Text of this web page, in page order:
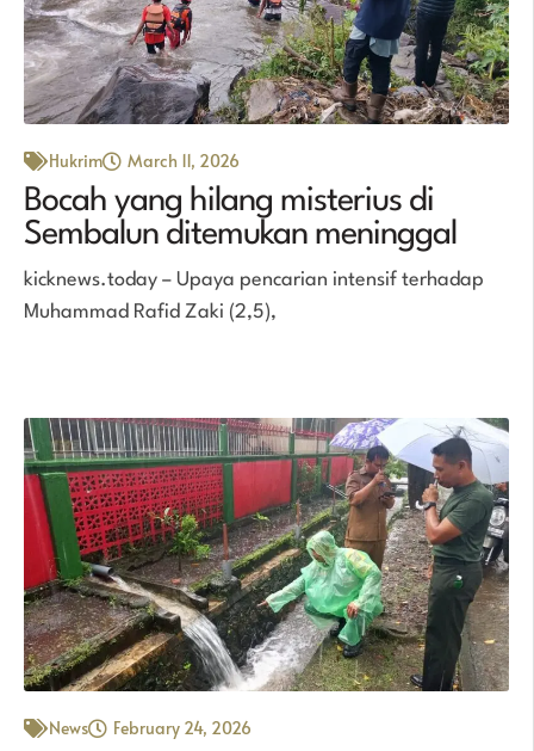
Hukrim March 11, 2026
Bocah yang hilang misterius di
Sembalun ditemukan meninggal
kicknews.today – Upaya pencarian intensif terhadap
Muhammad Rafid Zaki (2,5),
News February 24, 2026